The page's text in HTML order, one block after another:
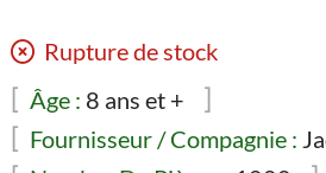
Rupture de stock
Âge : 8 ans et +
Fournisseur / Compagnie :